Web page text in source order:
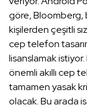
göre, Bloomberg,
kişilerden çeşitli
cep telefon
lisanslamak
önemli akıllı cep
tamamen yasak
olacak. Bu arada